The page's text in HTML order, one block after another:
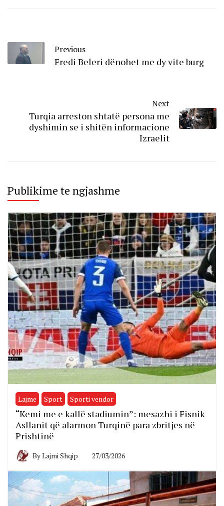
Previous
Fredi Beleri dënohet me dy vite burg
Next
Turqia arreston shtatë persona me
dyshimin se i shitën informacione
Izraelit
Publikime te ngjashme
Lajme Sport Sporti vendor
“Kemi me e kallë stadiumin”: mesazhi i Fisnik
Asllanit që alarmon Turqinë para zbritjes në
Prishtinë
ByLajmi Shqip 27/03/2026